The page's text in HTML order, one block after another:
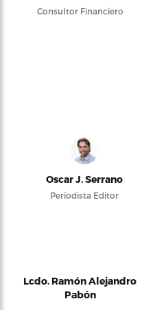
Consultor Financiero
Oscar J. Serrano
Periodista Editor
Lcdo. Ramón Alejandro
Pabón